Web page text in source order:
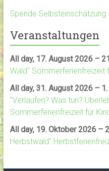
Spende Selbsteinschätzung
Veranstaltungen
All day, 17. August 2026 –
Wald" Sommerferienfreizeit
All day, 31. August 2026 –
"Verlaufen? Was tun?
Sommerferienfreizeit für
All day, 19. Oktober 2026 –
Herbstwald"